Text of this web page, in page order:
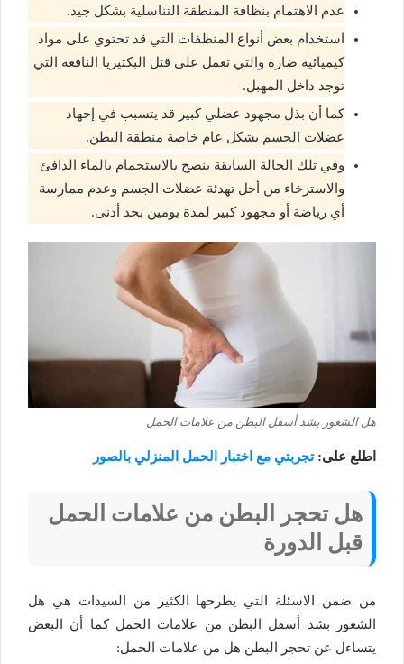
عدم الاهتمام بنظافة المنطقة التناسلية بشكل جيد.
استخدام بعض أنواع المنظفات التي قد تحتوي على مواد
كيميائية ضارة والتي تعمل على قتل البكتيريا النافعة التي
توجد داخل المهبل.
كما أن بذل مجهود عضلي كبير قد يتسبب في إجهاد
عضلات الجسم بشكل عام خاصة منطقة البطن.
وفي تلك الحالة السابقة ينصح بالاستحمام بالماء الدافئ
والاسترخاء من أجل تهدئة عضلات الجسم وعدم ممارسة
أي رياضة أو مجهود كبير لمدة يومين بحد أدنى.
هل الشعور بشد أسفل البطن من علامات الحمل
اطلع على:تجربتي مع اختبار الحمل المنزلي بالصور
هل تحجر البطن من علامات الحمل
قبل الدورة
من ضمن الاسئلة التي يطرحها الكثير من السيدات هي هل
الشعور بشد أسفل البطن من علامات الحمل كما أن البعض
يتساءل عن تحجر البطن هل من علامات الحمل: